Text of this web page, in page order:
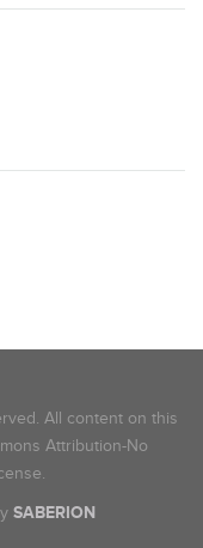
All content on this
Attribution-No
SABERION